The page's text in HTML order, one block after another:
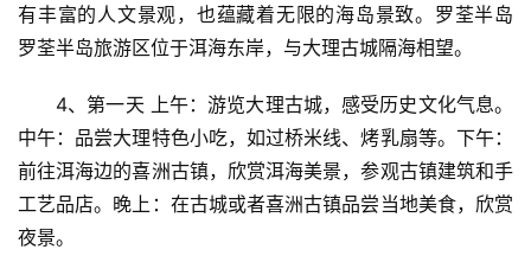
有丰富的人文景观，也蕴藏着无限的海岛景致。罗荃半岛
罗荃半岛旅游区位于洱海东岸，与大理古城隔海相望。
4、第一天 上午：游览大理古城，感受历史文化气息。
中午：品尝大理特色小吃，如过桥米线、烤乳扇等。下午：
前往洱海边的喜洲古镇，欣赏洱海美景，参观古镇建筑和手
工艺品店。晚上：在古城或者喜洲古镇品尝当地美食，欣赏
夜景。